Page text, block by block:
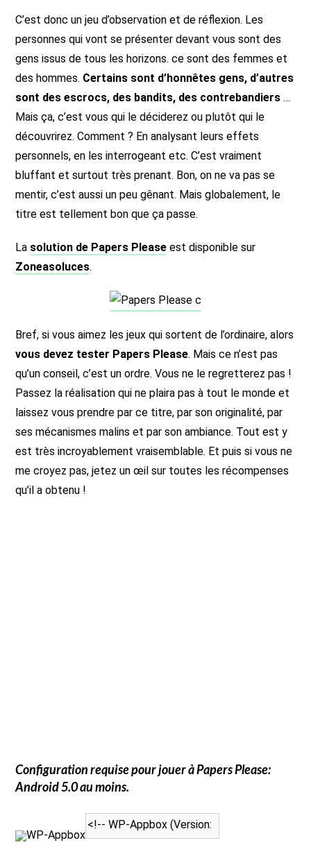
C’est donc un jeu d’observation et de réflexion. Les
personnes qui vont se présenter devant vous sont des
gens issus de tous les horizons. ce sont des femmes et
des hommes. Certains sont d’honnêtes gens, d’autres
sont des escrocs, des bandits, des contrebandiers …
Mais ça, c’est vous qui le déciderez ou plutôt qui le
découvrirez. Comment ? En analysant leurs effets
personnels, en les interrogeant etc. C’est vraiment
bluffant et surtout très prenant. Bon, on ne va pas se
mentir, c’est aussi un peu gênant. Mais globalement, le
titre est tellement bon que ça passe.
La solution de Papers Please est disponible sur
Zoneasoluces.
Bref, si vous aimez les jeux qui sortent de l’ordinaire, alors
vous devez tester Papers Please. Mais ce n’est pas
qu’un conseil, c’est un ordre. Vous ne le regretterez pas !
Passez la réalisation qui ne plaira pas à tout le monde et
laissez vous prendre par ce titre, par son originalité, par
ses mécanismes malins et par son ambiance. Tout est y
est très incroyablement vraisemblable. Et puis si vous ne
me croyez pas, jetez un œil sur toutes les récompenses
qu’il a obtenu !
Configuration requise pour jouer àPapers Please:
Android 5.0 au moins.
WP-Appbox